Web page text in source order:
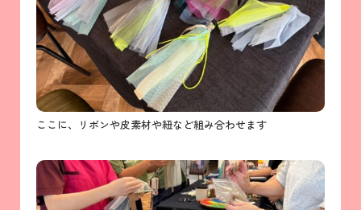
ここに、リボンや皮素材や紐など組み合わせます